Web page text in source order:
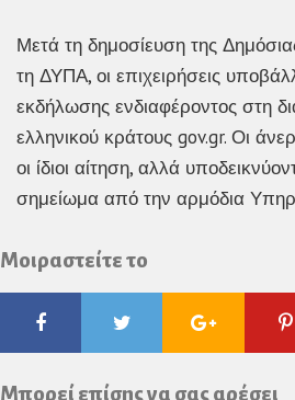
Μετά τη δημοσίευση της
τη ΔΥΠΑ, οι επιχειρήσεις
εκδήλωσης ενδιαφέροντος στη
ελληνικού κράτους gov.gr. Οι
οι ίδιοι αίτηση, αλλά
σημείωμα από την αρμόδια
Μοιραστείτε το
FacebookTwitter Google
Plus
Μπορεί επίσης να σας αρέσει